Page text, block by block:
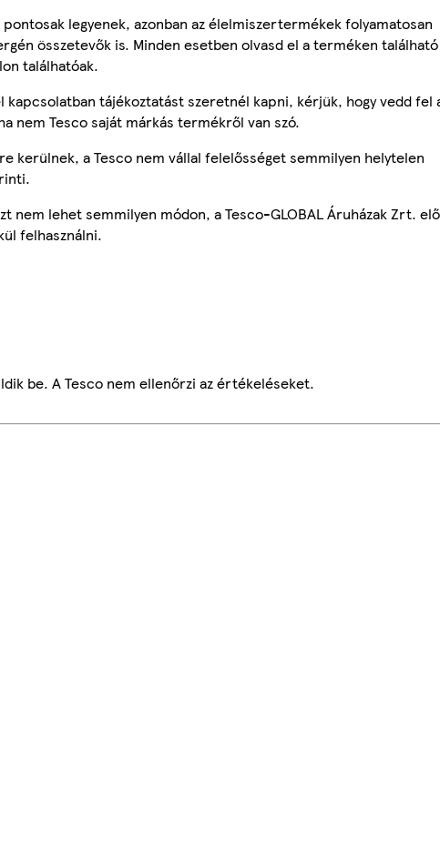
legyenek, azonban az élelmiszertermékek folyamatosan
összetevők is. Minden esetben olvasd el a terméken
találhatóak.
tájékoztatást szeretnél kapni, kérjük, hogy vedd fel
nem Tesco saját márkás termékről van szó.
a Tesco nem vállal felelősséget semmilyen helytelen
nem lehet semmilyen módon, a Tesco-GLOBAL Áruházak Zrt.
felhasználni.
be. A Tesco nem ellenőrzi az értékeléseket.